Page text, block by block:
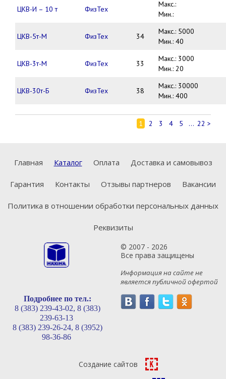
ЦКВ-И – 10 т ФизТех
Макс.:
Мин.:
ЦКВ-5т-М ФизТех 34
Макс.: 5000
Мин.: 40
ЦКВ-3т-М ФизТех 33
Макс.: 3000
Мин.: 20
ЦКВ-30т-Б ФизТех 38
Макс.: 30000
Мин.: 400
1 2 3 4 5 ... 22 >
Главная Каталог Оплата Доставка и самовывоз
Гарантия Контакты Отзывы партнеров Вакансии
Политика в отношении обработки персональных данных
Реквизиты
© 2007 - 2026
Все права защищены
Информация на сайте не
является публичной офертой
Подробнее по тел.:
8 (383) 239-43-02, 8 (383)
239-63-13
8 (383) 239-26-24, 8 (3952)
98-36-86
Создание сайтов